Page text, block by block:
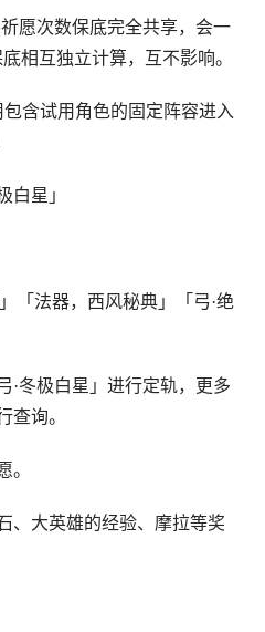
愿次数保底完全共享，会一
相互独立计算，互不影响。
含试用角色的固定阵容进入
星」
「法器，西风秘典」「弓·绝
冬极白星」进行定轨，更多
查询。
。
大英雄的经验、摩拉等奖